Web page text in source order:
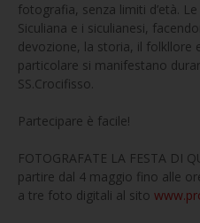
fotografia, senza limiti d’età.
Siculiana e i siculianesi,
devozione, la storia, il folkllore
particolare si manifestano
SS.Crocifisso.
Partecipare è facile!
FOTOGRAFATE LA FESTA DI
partire dal 4 maggio fino alle
a tre foto digitali al sito